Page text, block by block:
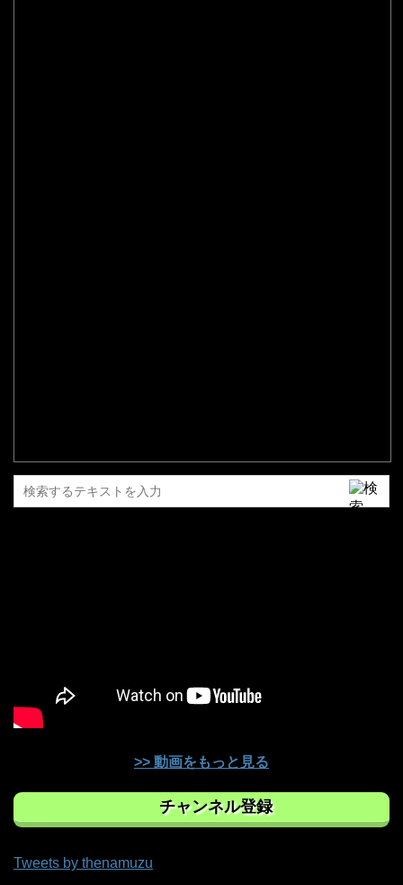
>> 動画をもっと見る
チャンネル登録
Tweets by thenamuzu